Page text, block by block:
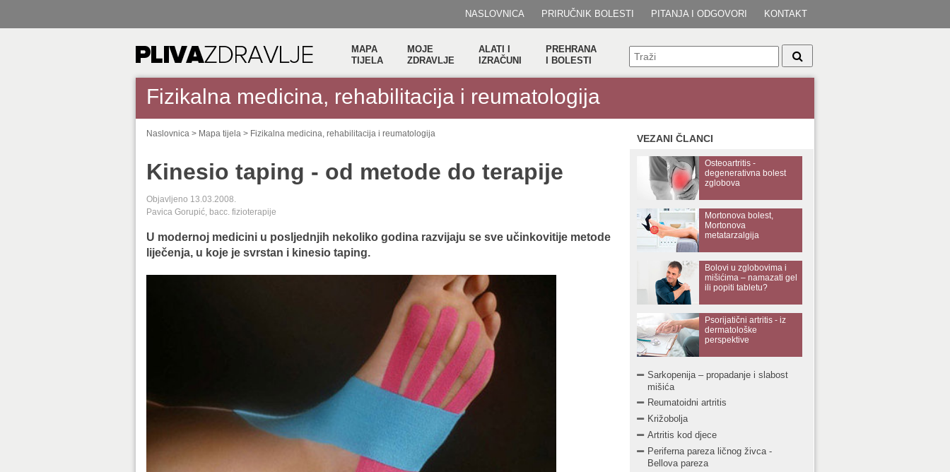
NASLOVNICA PRIRUČNIK BOLESTI PITANJA I ODGOVORI KONTAKT
MAPA
TIJELA
MOJE
ZDRAVLJE
ALATI I
IZRAČUNI
PREHRANA
I BOLESTI
Fizikalna medicina, rehabilitacija i reumatologija
Naslovnica > Mapa tijela > Fizikalna medicina, rehabilitacija i reumatologija
Kinesio taping - od metode do terapije
Objavljeno 13.03.2008.
Pavica Gorupić, bacc. fizioterapije
U modernoj medicini u posljednjih nekoliko godina razvijaju se sve učinkovitije metode
liječenja, u koje je svrstan i kinesio taping.
VEZANI ČLANCI
Osteoartritis -
degenerativna bolest
zglobova
Mortonova bolest,
Mortonova
metatarzalgija
Bolovi u zglobovima i
mišićima – namazati gel
ili popiti tabletu?
Psorijatični artritis - iz
dermatološke
perspektive
Sarkopenija – propadanje i slabost
mišića
Reumatoidni artritis
Križobolja
Artritis kod djece
Periferna pareza ličnog živca -
Bellova pareza